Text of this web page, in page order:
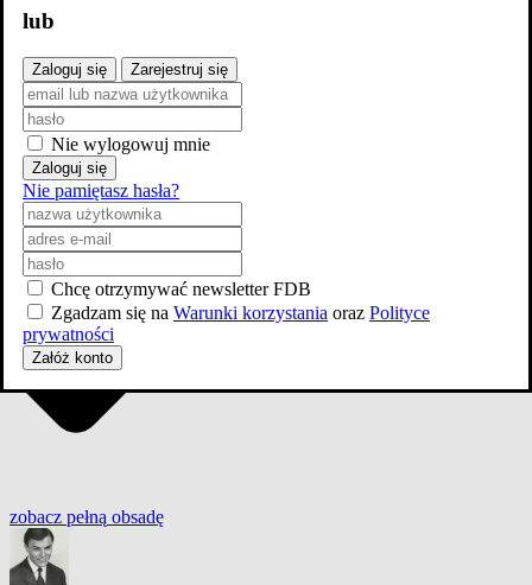
zobacz pełną obsadę
lub
Zaloguj się Zarejestruj się
Nie wylogowuj mnie
Zaloguj się
Nie pamiętasz hasła?
Chcę otrzymywać newsletter FDB
Zgadzam się na Warunki korzystania oraz Polityce
prywatności
Załóż konto